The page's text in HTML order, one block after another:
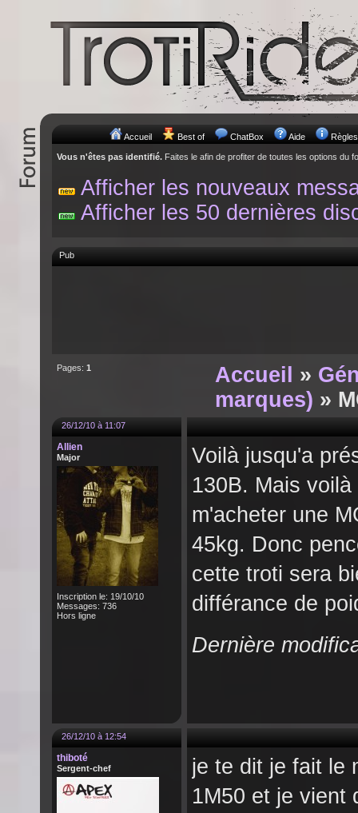
Accueil Best of ChatBox Aide Règles
Vous n'êtes pas identifié. Faites le afin de profiter de toutes les options du
Afficher les nouveaux
Afficher les 50 dernières
Pub
Pages: 1 Accueil »
marques) »
26/12/10 à 11:07
Allien
Major
Inscription le: 19/10/10
Messages: 736
Hors ligne
Voilà jusqu'a
130B. Mais
m'acheter une
45kg. Donc
cette troti sera
différance de
Dernière
26/12/10 à 12:54
thiboté
Sergent-chef
je te dit je fait le
1M50 et je vient